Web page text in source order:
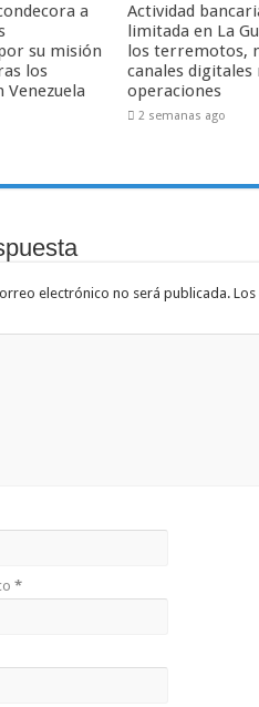
a
su misión
los
Actividad
limitada en La
los terremotos,
canales digitales
operaciones
2 semanas ago
electrónico no será publicada.
*